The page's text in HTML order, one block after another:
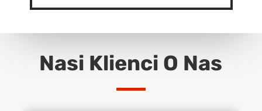
Nasi Klienci O Nas